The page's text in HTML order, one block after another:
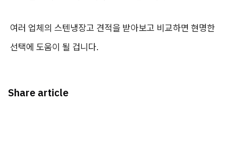
여러 업체의 스텐냉장고 견적을 받아보고 비교하면 현명한
선택에 도움이 될 겁니다.
Share article